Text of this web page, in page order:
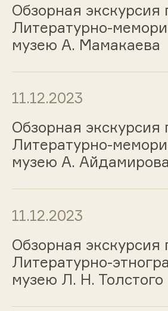
Обзорная экскурсия
Литературно-
музею А. Мамакаева
11.12.2023
Обзорная экскурсия
Литературно-
музею А. Айдамирова
11.12.2023
Обзорная экскурсия
Литературно-
музею Л. Н. Толстого